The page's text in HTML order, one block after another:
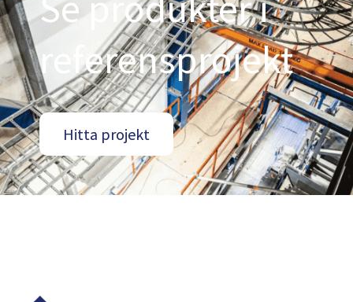
referensprojekt
Hitta projekt